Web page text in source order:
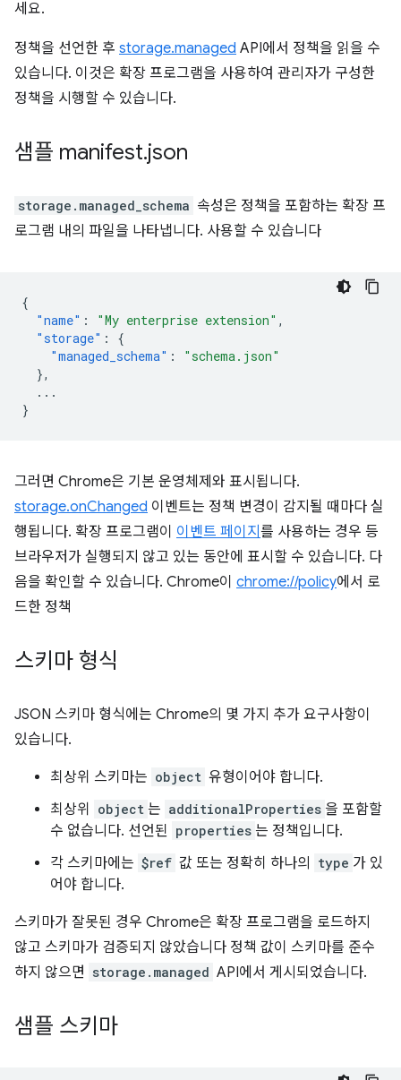
세요.
정책을 선언한 후 storage.managed API에서 정책을 읽을 수
있습니다. 이것은 확장 프로그램을 사용하여 관리자가 구성한
정책을 시행할 수 있습니다.
샘플 manifest.json
storage.managed_schema 속성은 정책을 포함하는 확장 프
로그램 내의 파일을 나타냅니다. 사용할 수 있습니다
{
"name" : "My enterprise extension" ,
"storage" :
{
"managed_schema" :
"schema.json"
},
...
}
그러면 Chrome은 기본 운영체제와 표시됩니다.
storage.onChanged 이벤트는 정책 변경이 감지될 때마다 실
행됩니다. 확장 프로그램이 이벤트 페이지 를 사용하는 경우 등
브라우저가 실행되지 않고 있는 동안에 표시할 수 있습니다. 다
음을 확인할 수 있습니다. Chrome이 chrome://policy에서 로
드한 정책
스키마 형식
JSON 스키마 형식에는 Chrome의 몇 가지 추가 요구사항이
있습니다.
최상위 스키마는 object 유형이어야 합니다.
최상위
object 는 additionalProperties 을 포함할
수 없습니다. 선언된 properties 는 정책입니다.
각 스키마에는 $ref 값 또는 정확히 하나의 type 가 있
어야 합니다.
스키마가 잘못된 경우 Chrome은 확장 프로그램을 로드하지
않고 스키마가 검증되지 않았습니다 정책 값이 스키마를 준수
하지 않으면 storage.managed API에서 게시되었습니다.
샘플 스키마